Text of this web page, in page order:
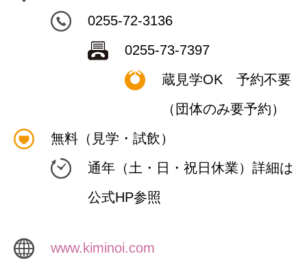
0255-72-3136
0255-73-7397
蔵見学OK 予約不要
（団体のみ要予約）
無料（見学・試飲）
通年（土・日・祝日休業）詳細は
公式HP参照
www.kiminoi.com